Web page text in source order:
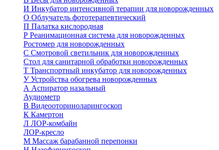
И Инкубатор интенсивной терапии для новорожденных
О Облучатель фототерапевтический
П Палатка кислородная
Р Реанимационная система для новорожденных
Ростомер для новорожденных
С Смотровой светильник для новорожденных
Стол для санитарной обработки новорожденных
Т Транспортный инкубатор для новорожденных
УУстройства обогрева новорожденных
А Аспиратор назальный
Аудиометр
В Видеооториноларингоскоп
К Камертон
Л ЛОР-комбайн
ЛОР-кресло
М Массаж барабанной перепонки